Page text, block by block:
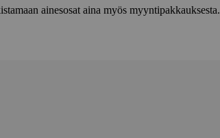
ainesosat aina myös myyntipakkauksesta.